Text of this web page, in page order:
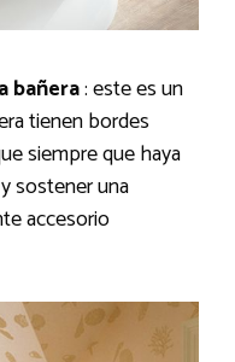
bañera: este es un
tienen bordes
siempre que haya
sostener una
accesorio